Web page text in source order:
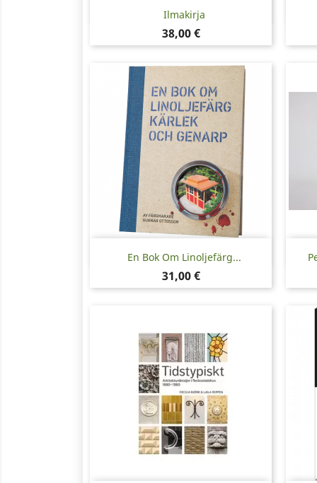
Ilmakirja
Pris
38,00 €
Snabbvy
En Bok Om Linoljefärg...
Pris
31,00 €
Snabbvy